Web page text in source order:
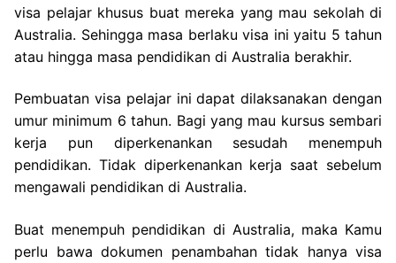
visa pelajar khusus buat mereka yang mau sekolah di
Australia. Sehingga masa berlaku visa ini yaitu 5 tahun
atau hingga masa pendidikan di Australia berakhir.
Pembuatan visa pelajar ini dapat dilaksanakan dengan
umur minimum 6 tahun. Bagi yang mau kursus sembari
kerja pun diperkenankan sesudah menempuh
pendidikan. Tidak diperkenankan kerja saat sebelum
mengawali pendidikan di Australia.
Buat menempuh pendidikan di Australia, maka Kamu
perlu bawa dokumen penambahan tidak hanya visa